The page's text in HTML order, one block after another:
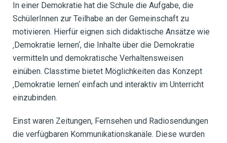
In einer Demokratie hat die Schule die Aufgabe, die
SchülerInnen zur Teilhabe an der Gemeinschaft zu
motivieren. Hierfür eignen sich didaktische Ansätze wie
‚Demokratie lernen‘, die Inhalte über die Demokratie
vermitteln und demokratische Verhaltensweisen
einüben. Classtime bietet Möglichkeiten das Konzept
‚Demokratie lernen‘ einfach und interaktiv im Unterricht
einzubinden.
Einst waren Zeitungen, Fernsehen und Radiosendungen
die verfügbaren Kommunikationskanäle. Diese wurden